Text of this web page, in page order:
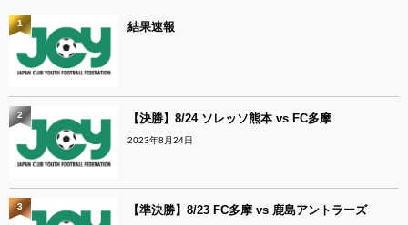
結果速報
1
【決勝】8/24 ソレッソ熊本 vs FC多摩
2023年8月24日
2
【準決勝】8/23 FC多摩 vs 鹿島アントラーズ
3